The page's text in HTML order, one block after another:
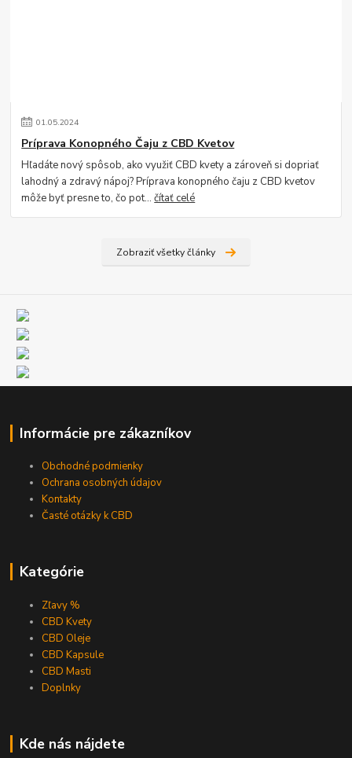
01.05.2024
Príprava Konopného Čaju z CBD Kvetov
Hľadáte nový spôsob, ako využiť CBD kvety a zároveň si dopriať
lahodný a zdravý nápoj? Príprava konopného čaju z CBD kvetov
môže byť presne to, čo pot...čítať celé
Zobraziť všetky články
Informácie pre zákazníkov
Obchodné podmienky
Ochrana osobných údajov
Kontakty
Časté otázky k CBD
Kategórie
Zľavy %
CBD Kvety
CBD Oleje
CBD Kapsule
CBD Masti
Doplnky
Kde nás nájdete